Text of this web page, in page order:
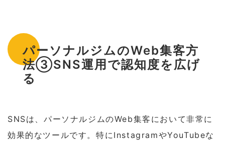
パーソナルジムのWeb集客方
法③SNS運用で認知度を広げ
る
SNSは、パーソナルジムのWeb集客において非常に
効果的なツールです。特にInstagramやYouTubeな